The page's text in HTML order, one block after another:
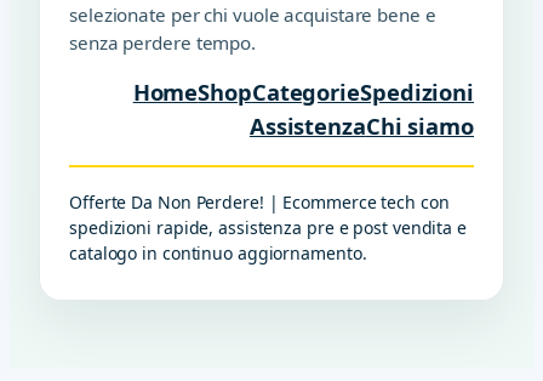
selezionate per chi vuole acquistare bene e
senza perdere tempo.
HomeShopCategorieSpedizioni
AssistenzaChi siamo
Offerte Da Non Perdere! | Ecommerce tech con
spedizioni rapide, assistenza pre e post vendita e
catalogo in continuo aggiornamento.